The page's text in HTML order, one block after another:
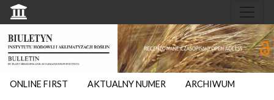
ONLINE FIRST AKTUALNY NUMER ARCHIWUM